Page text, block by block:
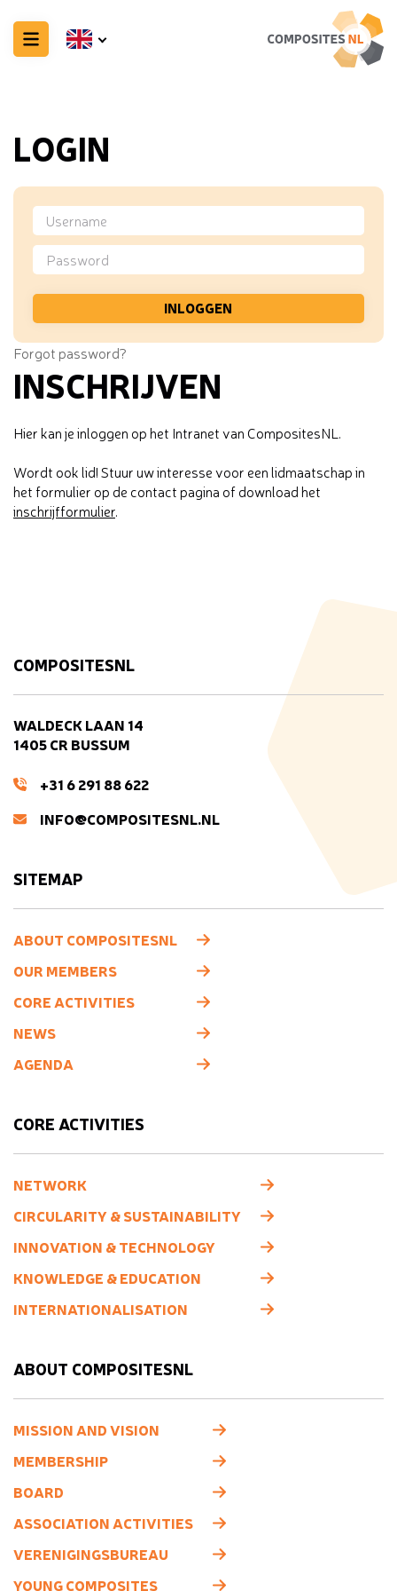
LOGIN
Forgot password?
INSCHRIJVEN
Hier kan je inloggen op het Intranet van CompositesNL.
Wordt ook lid! Stuur uw interesse voor een lidmaatschap in
het formulier op de contact pagina of download het
inschrijfformulier.
COMPOSITESNL
WALDECK LAAN 14
1405 CR BUSSUM
+31 6 291 88 622
INFO@COMPOSITESNL.NL
SITEMAP
ABOUT COMPOSITESNL
OUR MEMBERS
CORE ACTIVITIES
NEWS
AGENDA
CORE ACTIVITIES
NETWORK
CIRCULARITY & SUSTAINABILITY
INNOVATION & TECHNOLOGY
KNOWLEDGE & EDUCATION
INTERNATIONALISATION
ABOUT COMPOSITESNL
MISSION AND VISION
MEMBERSHIP
BOARD
ASSOCIATION ACTIVITIES
VERENIGINGSBUREAU
YOUNG COMPOSITES